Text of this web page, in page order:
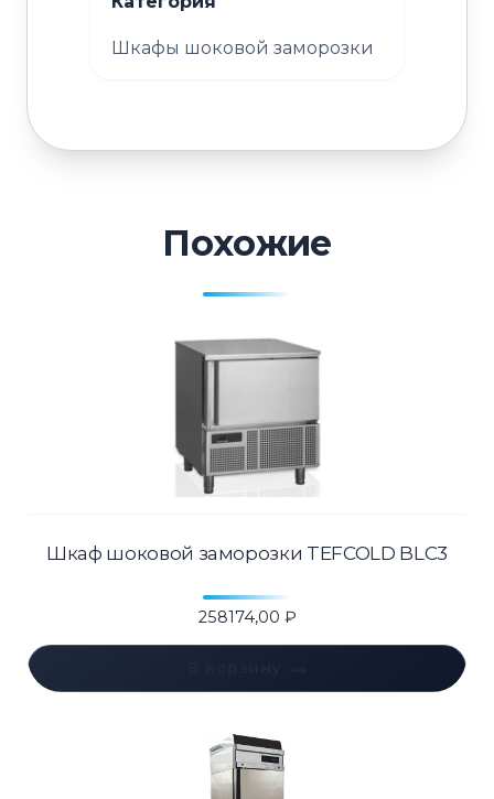
Шкафы шоковой заморозки
Похожие
Шкаф шоковой заморозки TEFCOLD BLC3
258174,00 ₽